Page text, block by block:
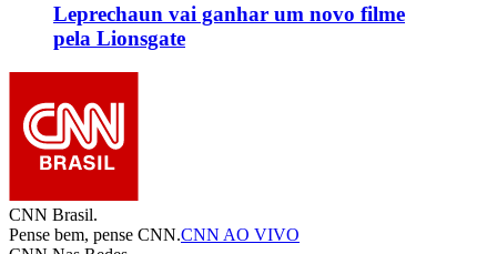
Leprechaun vai ganhar um novo filme
pela Lionsgate
CNN Brasil.
Pense bem, pense CNN.CNN AO VIVO